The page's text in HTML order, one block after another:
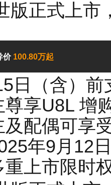
价100.80万起
日（含）
享U8L 增
配偶可享
年9月12
上市限时